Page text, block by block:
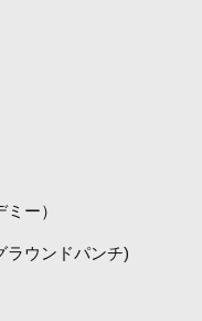
ー）
ラウンドパンチ)